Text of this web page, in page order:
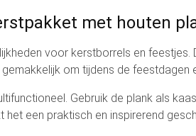
met houten
voor kerstborrels en
om tijdens de
Gebruik de plank als
een praktisch en inspirerend